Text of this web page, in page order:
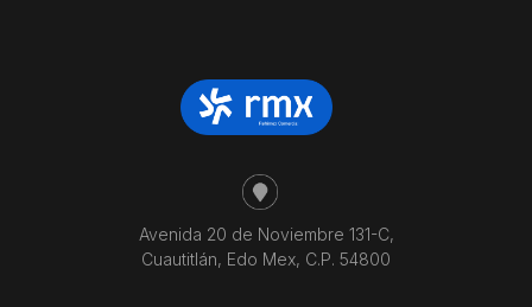
Avenida 20 de Noviembre 131-C,
Cuautitlán, Edo Mex, C.P. 54800